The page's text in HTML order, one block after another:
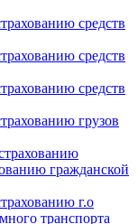
средств
средств
средств
грузов
гражданской
г.о
транспорта